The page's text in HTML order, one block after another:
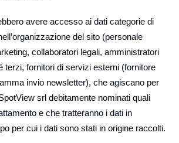
avere accesso ai dati categorie di
del sito (personale
collaboratori legali, amministratori
terzi, fornitori di servizi esterni (fornitore
invio newsletter), che agiscano per
srl debitamente nominati quali
e che tratteranno i dati in
per cui i dati sono stati in origine raccolti.